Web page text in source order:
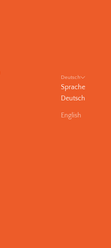
Deutsch
Sprache
Deutsch
English